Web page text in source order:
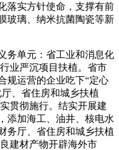
落实方针使命，支撑有前
玻璃、纳米抗菌陶瓷等新
单元：省工业和消息化
业严沉项目扶植。省市
规运营的企业吃下“定心
、省住房和城乡扶植
贯彻施行。结实开展建
添加海工、油井、核电水
务厅、省住房和城乡扶植
建材产物开辟海外市